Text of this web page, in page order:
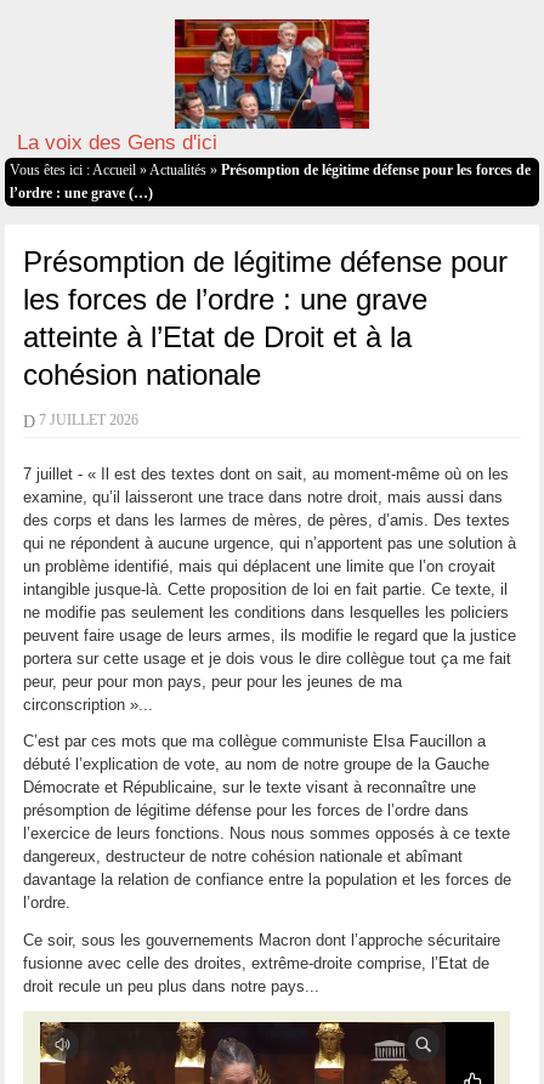
La voix des Gens d'ici
Vous êtes ici : Accueil » Actualités» Présomption de légitime défense pour les forces de
l’ordre : une grave (…)
Présomption de légitime défense pour
les forces de l’ordre : une grave
atteinte à l’Etat de Droit et à la
cohésion nationale
D 7 JUILLET 2026
7 juillet - « Il est des textes dont on sait, au moment-même où on les
examine, qu’il laisseront une trace dans notre droit, mais aussi dans
des corps et dans les larmes de mères, de pères, d’amis. Des textes
qui ne répondent à aucune urgence, qui n’apportent pas une solution à
un problème identifié, mais qui déplacent une limite que l’on croyait
intangible jusque-là. Cette proposition de loi en fait partie. Ce texte, il
ne modifie pas seulement les conditions dans lesquelles les policiers
peuvent faire usage de leurs armes, ils modifie le regard que la justice
portera sur cette usage et je dois vous le dire collègue tout ça me fait
peur, peur pour mon pays, peur pour les jeunes de ma
circonscription »...
C’est par ces mots que ma collègue communiste Elsa Faucillon a
débuté l’explication de vote, au nom de notre groupe de la Gauche
Démocrate et Républicaine, sur le texte visant à reconnaître une
présomption de légitime défense pour les forces de l’ordre dans
l’exercice de leurs fonctions. Nous nous sommes opposés à ce texte
dangereux, destructeur de notre cohésion nationale et abîmant
davantage la relation de confiance entre la population et les forces de
l’ordre.
Ce soir, sous les gouvernements Macron dont l’approche sécuritaire
fusionne avec celle des droites, extrême-droite comprise, l’Etat de
droit recule un peu plus dans notre pays...